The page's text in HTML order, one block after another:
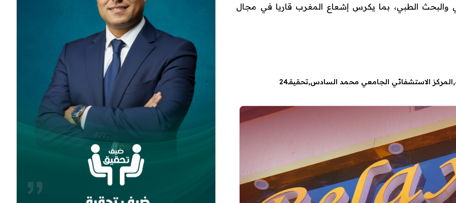
والبحث الطبي، بما يكرس إشعاع المغرب قاريا في مجال
المركز الاستشفائي الجامعي محمد السادس تحقيقـ24